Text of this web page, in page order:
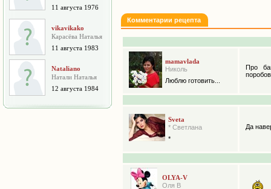
11 августа 1976
vikavikako
Карасёва Наталья
11 августа 1983
Nataliano
Натали Наталья
12 августа 1984
Комментарии рецепта
mamavlada
Николь
Люблю готовить...
Про
Sveta
* Светлана
*
Да
OLYA-V
Оля В